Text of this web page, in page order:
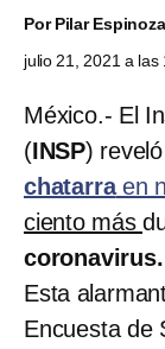
PorPilar Espinoza
julio 21, 2021 a las
México.- El
(INSP)
chatarraen
ciento más
coronavirus.
Esta
Encuesta de